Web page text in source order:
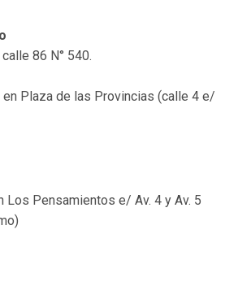
86 N° 540.
Plaza de las Provincias (calle 4 e/
Los Pensamientos e/ Av. 4 y Av. 5